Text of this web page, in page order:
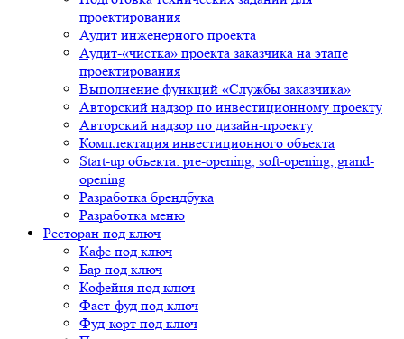
проектирования
Аудит инженерного проекта
Аудит-«чистка» проекта заказчика на этапе
проектирования
Выполнение функций «Службы заказчика»
Авторский надзор по инвестиционному проекту
Авторский надзор по дизайн-проекту
Комплектация инвестиционного объекта
Start-up объекта: pre-opening, soft-opening, grand-
opening
Разработка брендбука
Разработка меню
Ресторан под ключ
Кафе под ключ
Бар под ключ
Кофейня под ключ
Фаст-фуд под ключ
Фуд-корт под ключ